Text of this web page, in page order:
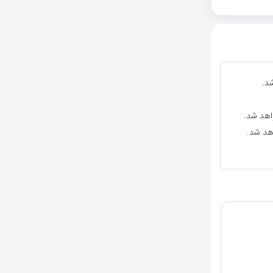
شد.
شد.